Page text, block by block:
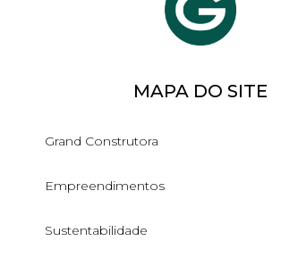
MAPA DO SITE
Grand Construtora
Empreendimentos
Sustentabilidade